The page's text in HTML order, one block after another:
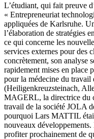
L’étudiant, qui fait preuve
« Entrepreneuriat
appliquées de Karlsruhe.
l’élaboration de stratégies
ce qui concerne les
services externes pour des
concrètement, son analyse
rapidement mises en place
pour la médecine du travail
(Heiligenkreuzsteinach,
MAGERL, la directrice du
travail de la société JOLA
pourquoi Lars MATTIL
nouveaux
profiter prochainement de